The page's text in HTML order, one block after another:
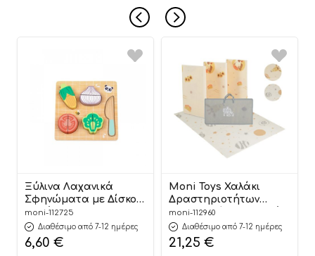
Ξύλινα Λαχανικά
Σφηνώματα με Δίσκο
Κοπής HP020
6976831551445 12m+ – Hi
Pando
moni-112725
Διαθέσιμο από 7-12 ημέρες
6,60 €
Moni Toys Χαλάκι
Δραστηριοτήτων
Αναδιπλούμενο Διπλής
Όψης (150×200εκ) XPE
Vast Planet
3801005603046
moni-112960
Διαθέσιμο από 7-12 ημέρες
21,25 €